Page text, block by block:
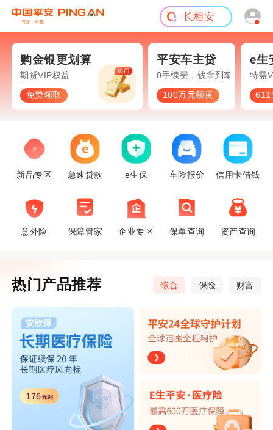
短期意外
购金银更划算
期货VIP权益
免费领取
平安车主贷
0手续费，钱拿到车照开
100万元额度
e生安
特需VIP
611元起
新品专区 急速贷款 e生保 车险报价 信用卡借钱
意外险 保障管家 企业专区 保单查询 资产查询
热门产品推荐 综合 保险 财富